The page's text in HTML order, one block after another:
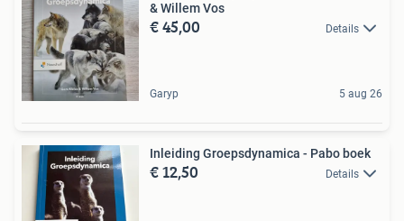
& Willem Vos
€ 45,00 Details
Garyp 5 aug 26
Inleiding Groepsdynamica - Pabo boek
€ 12,50 Details